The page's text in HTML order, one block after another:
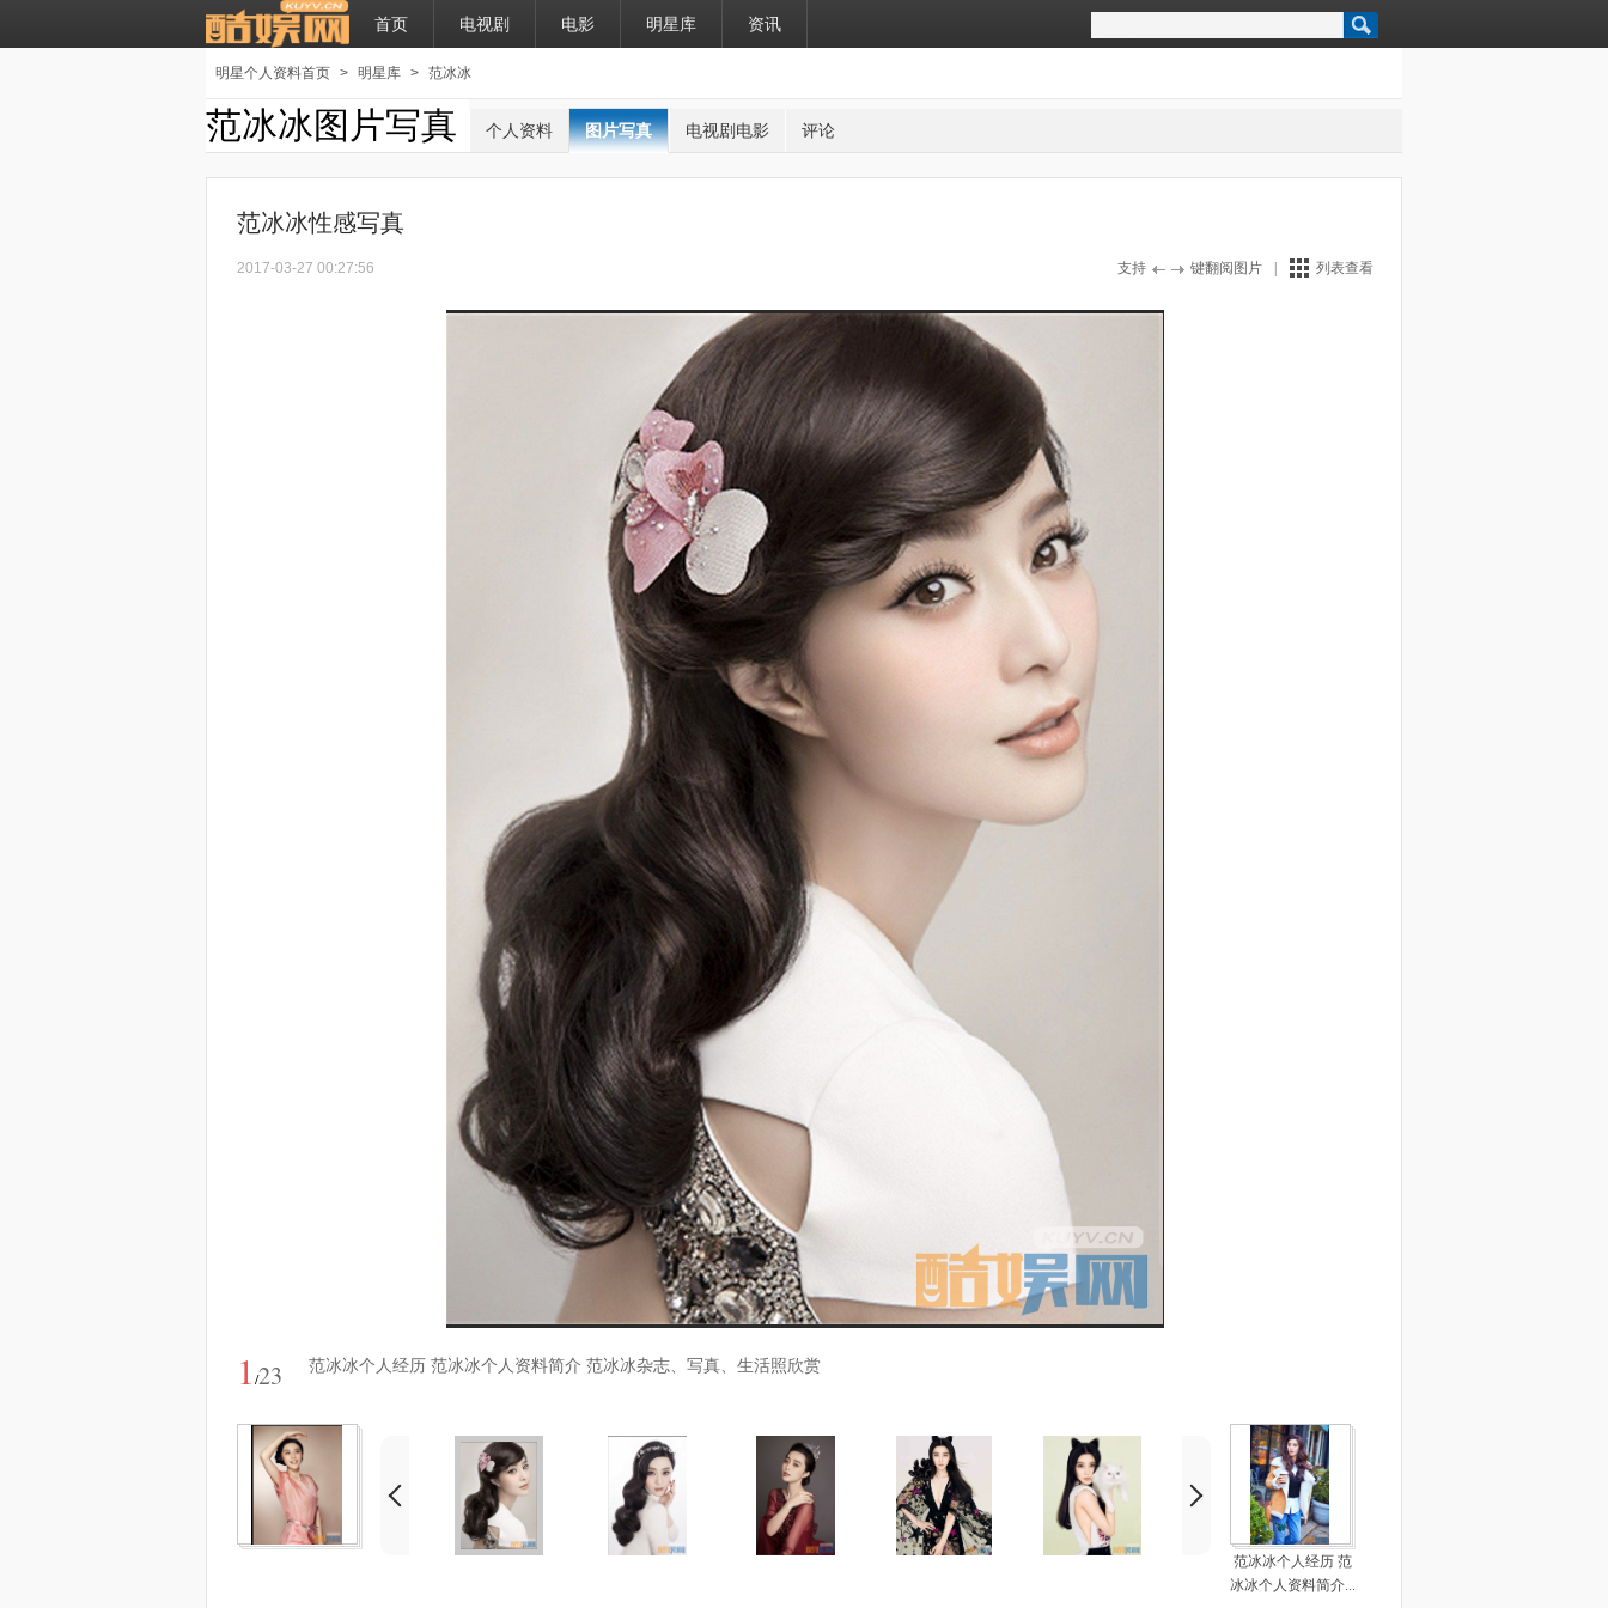
首页 电视剧 电影 明星库 资讯
明星个人资料首页 > 明星库 > 范冰冰
范冰冰图片写真 个人资料 图片写真 电视剧电影 评论
范冰冰性感写真
2017-03-27 00:27:56 支持 键翻阅图片 列表查看
1/23 范冰冰个人经历 范冰冰个人资料简介 范冰冰杂志、写真、生活照欣赏
范冰冰个人经历 范
冰冰个人资料简介...